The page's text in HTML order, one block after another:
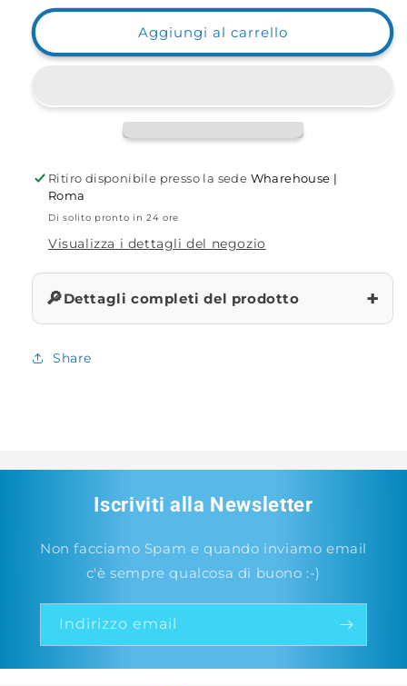
per
Evo3POD
01
per
Combo
Evo3POD
01
Aggiungi al carrello
Ritiro disponibile presso la sede Wharehouse |
Roma
Di solito pronto in 24 ore
Visualizza i dettagli del negozio
🔎Dettagli completi del prodotto +
Share
Iscriviti alla Newsletter
Non facciamo Spam e quando inviamo email
c'è sempre qualcosa di buono :-)
Indirizzo email